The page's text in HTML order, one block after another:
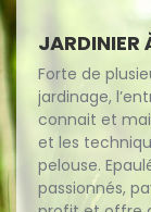
JARDINIER
Forte de
jardinage,
connait et
et les
pelouse.
passionnés,